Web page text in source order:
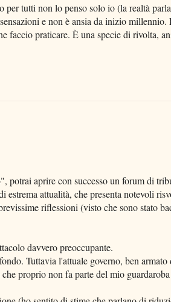
tutti non lo penso solo io (la realtà
e non è ansia da inizio millennio.
faccio praticare. È una specie di rivolta,
potrai aprire con successo un forum di
estrema attualità, che presenta notevoli
riflessioni (visto che sono stato
davvero preoccupante.
Tuttavia l'attuale governo, ben
proprio non fa parte del mio